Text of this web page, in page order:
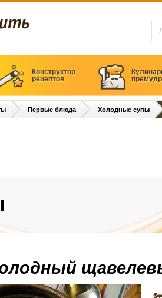
Конструктор
рецептов
Первые блюда Холодные супы